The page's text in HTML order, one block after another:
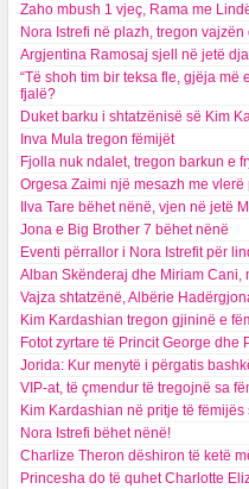
Zaho mbush 1 vjeç, Rama me
Nora Istrefi në plazh, tregon vajzën
Argjentina Ramosaj sjell në jetë
“Të shoh tim bir teksa fle, gjëja më
fjalë?
Duket barku i shtatzënisë së Kim
Inva Mula tregon fëmijët
Fjolla nuk ndalet, tregon barkun e
Orgesa Zaimi një mesazh me
Ilva Tare bëhet nënë, vjen në jetë
Jona e Big Brother 7 bëhet nënë
Eventi përrallor i Nora Istrefit për
Alban Skënderaj dhe Miriam Cani,
Vajza shtatzënë, Albërie
Kim Kardashian tregon gjininë e
Fotot zyrtare të Princit George dhe
Jorida: Kur menytë i përgatis
VIP-at, të çmendur të tregojnë sa
Kim Kardashian në pritje të fëmijës
Nora Istrefi bëhet nënë!
Charlize Theron dëshiron të ketë
Princesha do të quhet Charlotte